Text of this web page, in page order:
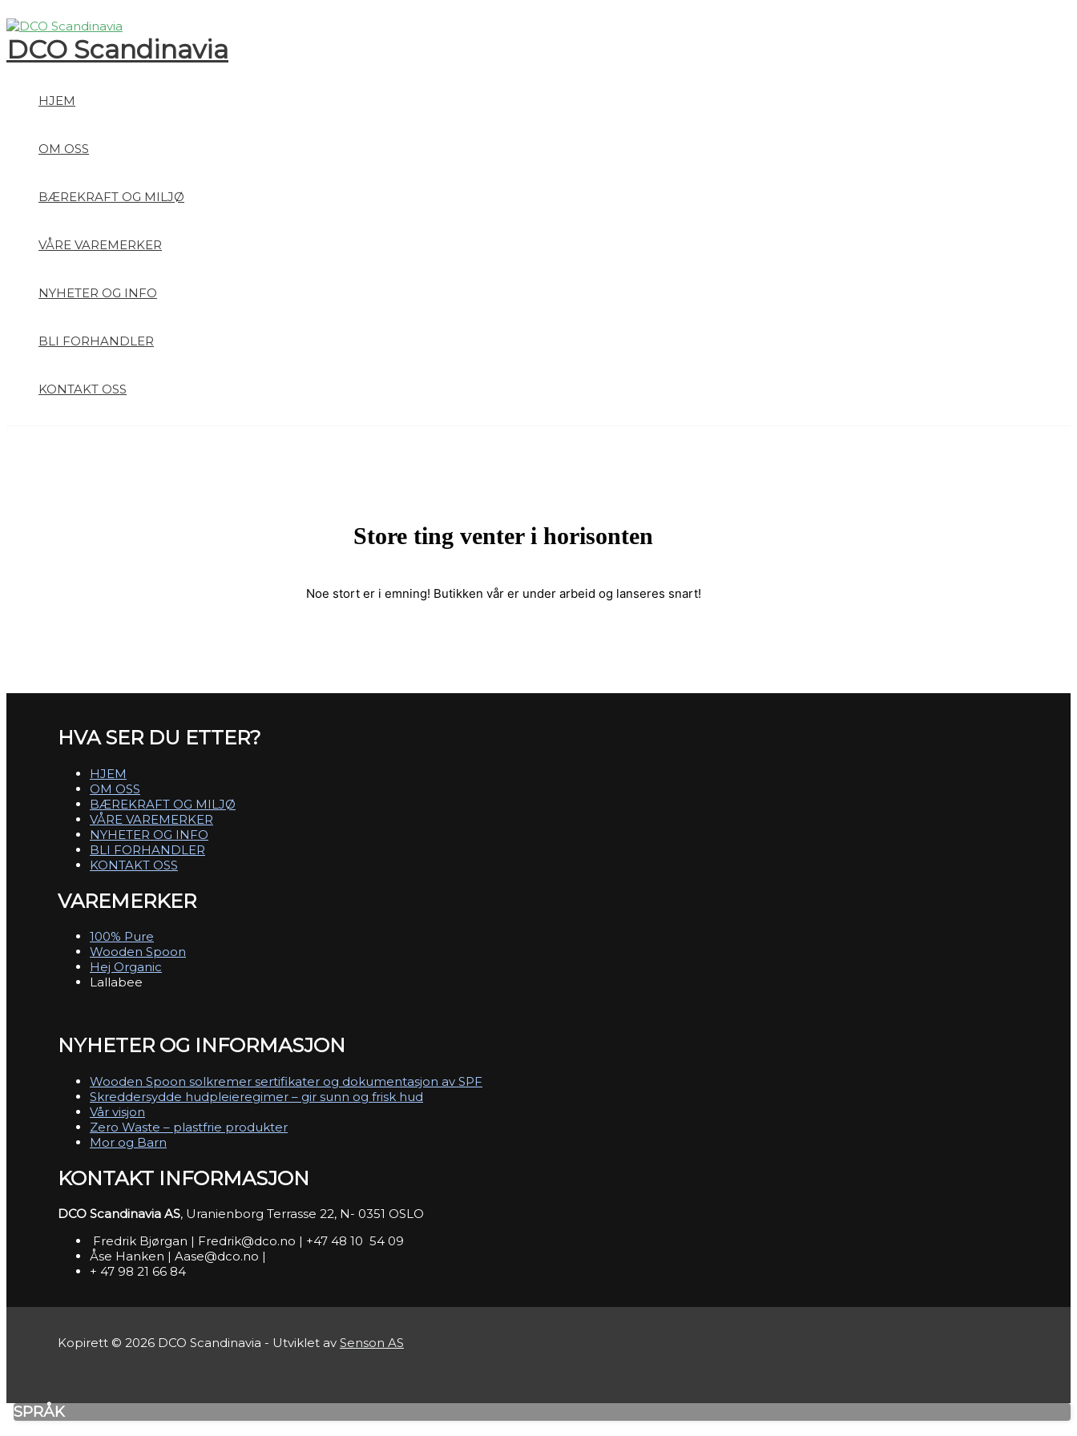
rett
til
innholdet
DCO Scandinavia
HJEM
OM OSS
BÆREKRAFT OG MILJØ
VÅRE VAREMERKER
NYHETER OG INFO
BLI FORHANDLER
KONTAKT OSS
Store ting venter i horisonten
Noe stort er i emning! Butikken vår er under arbeid og lanseres snart!
HVA SER DU ETTER?
HJEM
OM OSS
BÆREKRAFT OG MILJØ
VÅRE VAREMERKER
NYHETER OG INFO
BLI FORHANDLER
KONTAKT OSS
VAREMERKER
100% Pure
Wooden Spoon
Hej Organic
Lallabee
NYHETER OG INFORMASJON
Wooden Spoon solkremer sertifikater og dokumentasjon av SPF
Skreddersydde hudpleieregimer – gir sunn og frisk hud
Vår visjon
Zero Waste – plastfrie produkter
Mor og Barn
KONTAKT INFORMASJON
DCO Scandinavia AS, Uranienborg Terrasse 22, N- 0351 OSLO
Fredrik Bjørgan | Fredrik@dco.no | +47 48 10 54 09
Åse Hanken | Aase@dco.no |
+ 47 98 21 66 84
Kopirett © 2026 DCO Scandinavia - Utviklet av Senson AS
SPRÅK